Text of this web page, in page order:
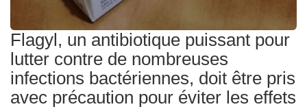
Flagyl, un antibiotique puissant pour
lutter contre de nombreuses
infections bactériennes, doit être pris
avec précaution pour éviter les effets